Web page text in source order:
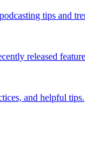
tips and
released
and helpful tips.